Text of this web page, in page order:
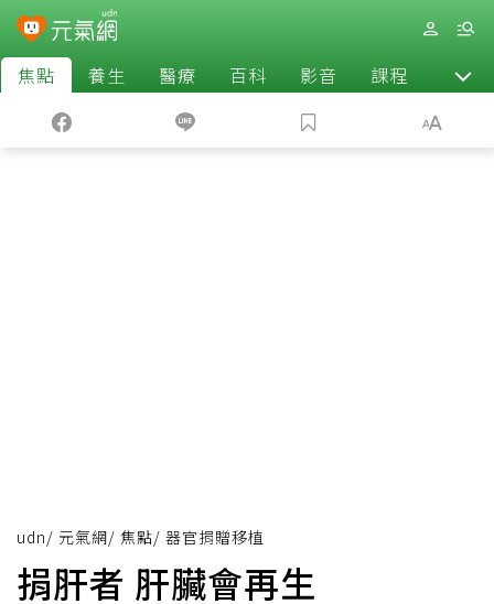
焦點 養生 醫療 百科 影音 課程 退休
udn/ 元氣網/ 焦點/ 器官捐贈移植
捐肝者 肝臟會再生